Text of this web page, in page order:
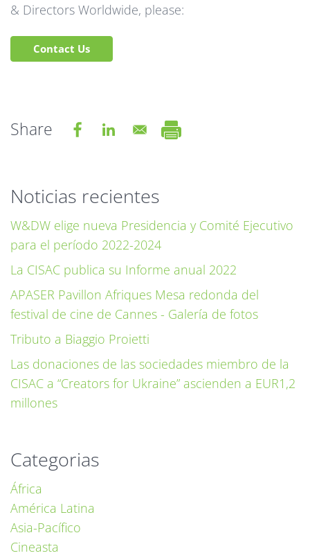
& Directors Worldwide, please:
Contact Us
Share
Noticias recientes
W&DW elige nueva Presidencia y Comité Ejecutivo
para el período 2022-2024
La CISAC publica su Informe anual 2022
APASER Pavillon Afriques Mesa redonda del
festival de cine de Cannes - Galería de fotos
Tributo a Biaggio Proietti
Las donaciones de las sociedades miembro de la
CISAC a “Creators for Ukraine” ascienden a EUR1,2
millones
Categorias
África
América Latina
Asia-Pacífico
Cineasta